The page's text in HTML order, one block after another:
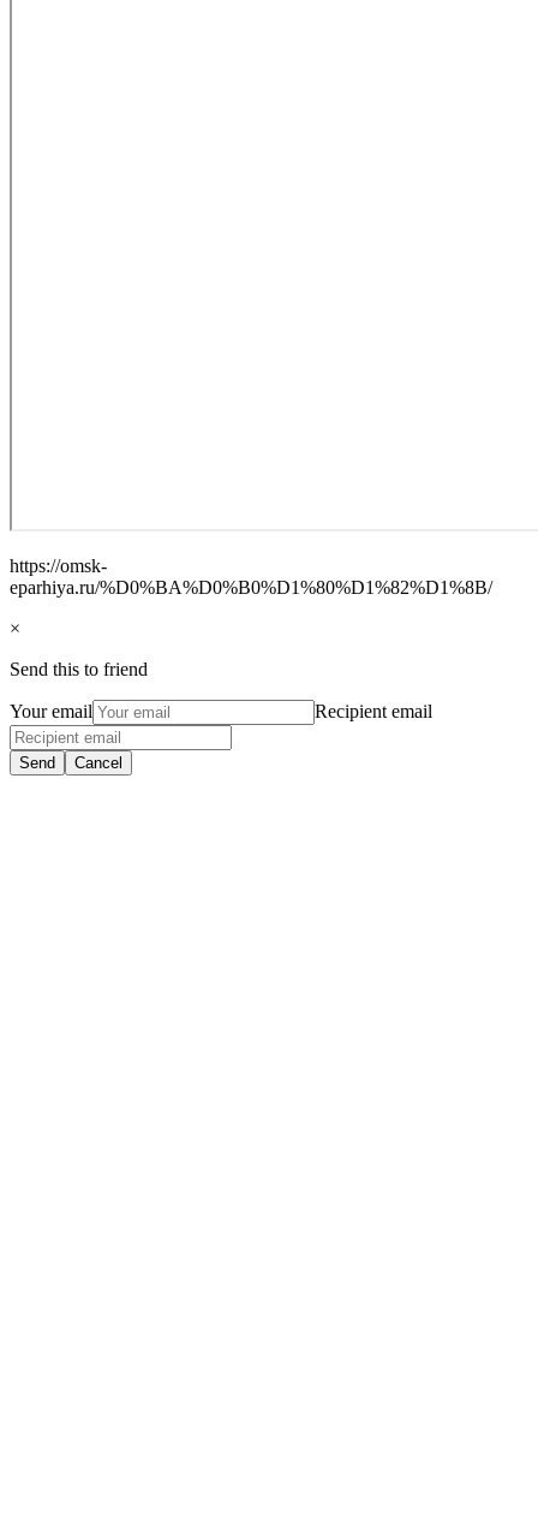
https://omsk-
eparhiya.ru/%D0%BA%D0%B0%D1%80%D1%82%D1%8B/
×
Send this to friend
Your email Recipient email
Send Cancel